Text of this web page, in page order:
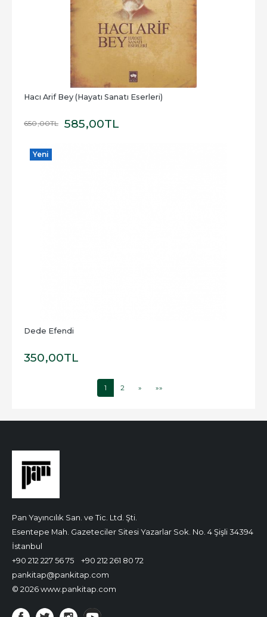
Hacı Arif Bey (Hayatı Sanatı Eserleri)
650,00TL 585,00TL
Yeni
Dede Efendi
350,00TL
1 2 » »»
Pan Yayıncılık San. ve Tic. Ltd. Şti.
Esentepe Mah. Gazeteciler Sitesi Yazarlar Sok. No. 4 Şişli 34394
İstanbul
+90 212 227 56 75
+90 212 261 80 72
pankitap@pankitap.com
© 2026 www.pankitap.com